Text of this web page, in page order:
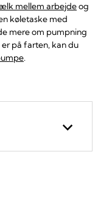
mellem arbejdeog
køletaske med
mere om pumpning
på farten, kan du
.